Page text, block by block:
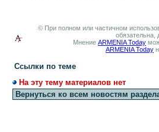
© При полном или частичном
обязательна,
Мнение ARMENIA Today
ARMENIA Today
Ссылки по теме
На эту тему материалов нет
Вернуться ко всем новостям